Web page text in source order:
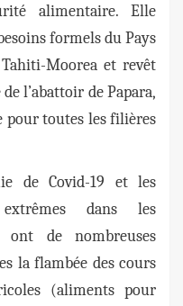
alimentaire. Elle
formels du Pays
Moorea et revêt
l’abattoir de Papara,
toutes les filières
de Covid-19 et les
extrêmes dans les
ont de nombreuses
la flambée des cours
(aliments pour